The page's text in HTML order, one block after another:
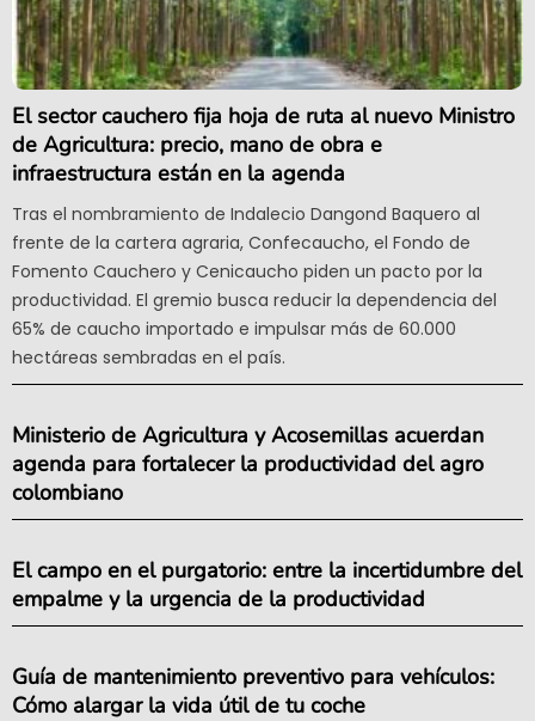
El sector cauchero fija hoja de ruta al nuevo Ministro
de Agricultura: precio, mano de obra e
infraestructura están en la agenda
Tras el nombramiento de Indalecio Dangond Baquero al
frente de la cartera agraria, Confecaucho, el Fondo de
Fomento Cauchero y Cenicaucho piden un pacto por la
productividad. El gremio busca reducir la dependencia del
65% de caucho importado e impulsar más de 60.000
hectáreas sembradas en el país.
Ministerio de Agricultura y Acosemillas acuerdan
agenda para fortalecer la productividad del agro
colombiano
El campo en el purgatorio: entre la incertidumbre del
empalme y la urgencia de la productividad
Guía de mantenimiento preventivo para vehículos:
Cómo alargar la vida útil de tu coche